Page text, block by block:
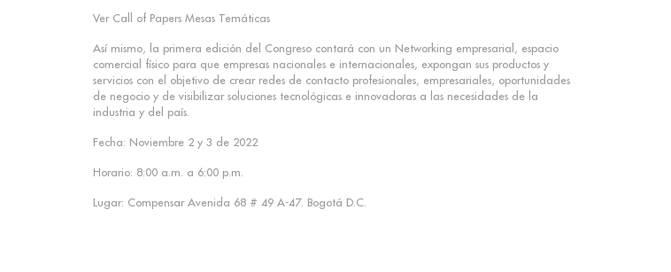
Ver Call of Papers Mesas Temáticas
Así mismo, la primera edición del Congreso contará con un Networking empresarial, espacio
comercial físico para que empresas nacionales e internacionales, expongan sus productos y
servicios con el objetivo de crear redes de contacto profesionales, empresariales, oportunidades
de negocio y de visibilizar soluciones tecnológicas e innovadoras a las necesidades de la
industria y del país.
Fecha: Noviembre 2 y 3 de 2022
Horario: 8:00 a.m. a 6:00 p.m.
Lugar: Compensar Avenida 68 # 49 A-47. Bogotá D.C.